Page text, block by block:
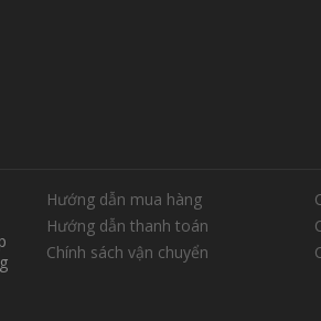
Hướng dẫn mua hàng
Hướng dẫn thanh toán
Chính sách vận chuyển